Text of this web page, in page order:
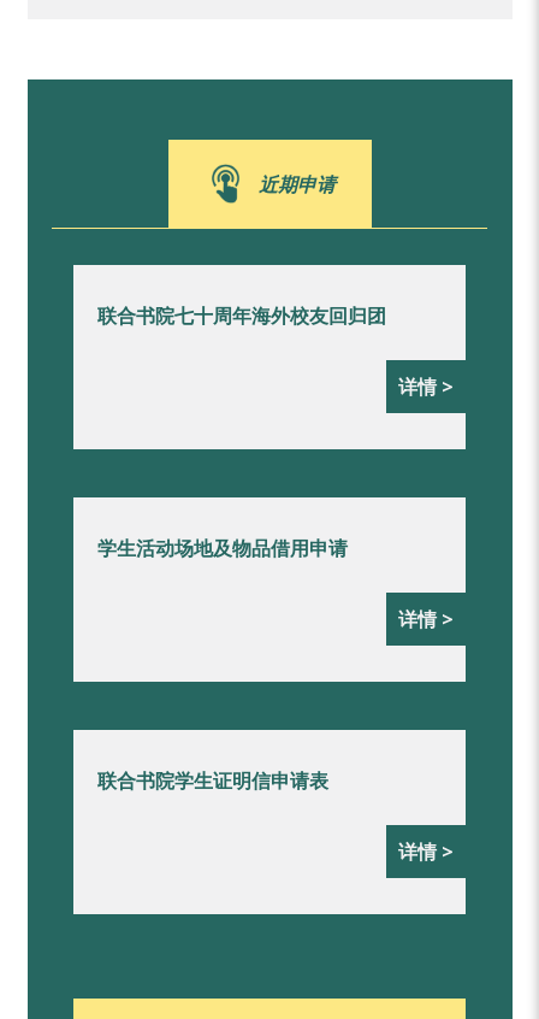
近期申请
联合书院七十周年海外校友回归团
详情 >
学生活动场地及物品借用申请
详情 >
联合书院学生证明信申请表
详情 >